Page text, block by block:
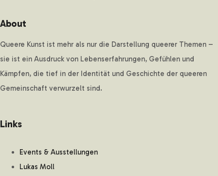
About
Queere Kunst ist mehr als nur die Darstellung queerer Themen –
sie ist ein Ausdruck von Lebenserfahrungen, Gefühlen und
Kämpfen, die tief in der Identität und Geschichte der queeren
Gemeinschaft verwurzelt sind.
Links
Events & Ausstellungen
Lukas Moll